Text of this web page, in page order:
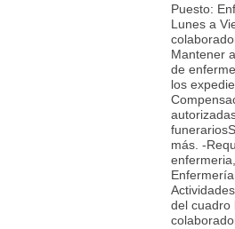
Puesto:
Lunes a
Mantener
de
los
más. -
del cuadro